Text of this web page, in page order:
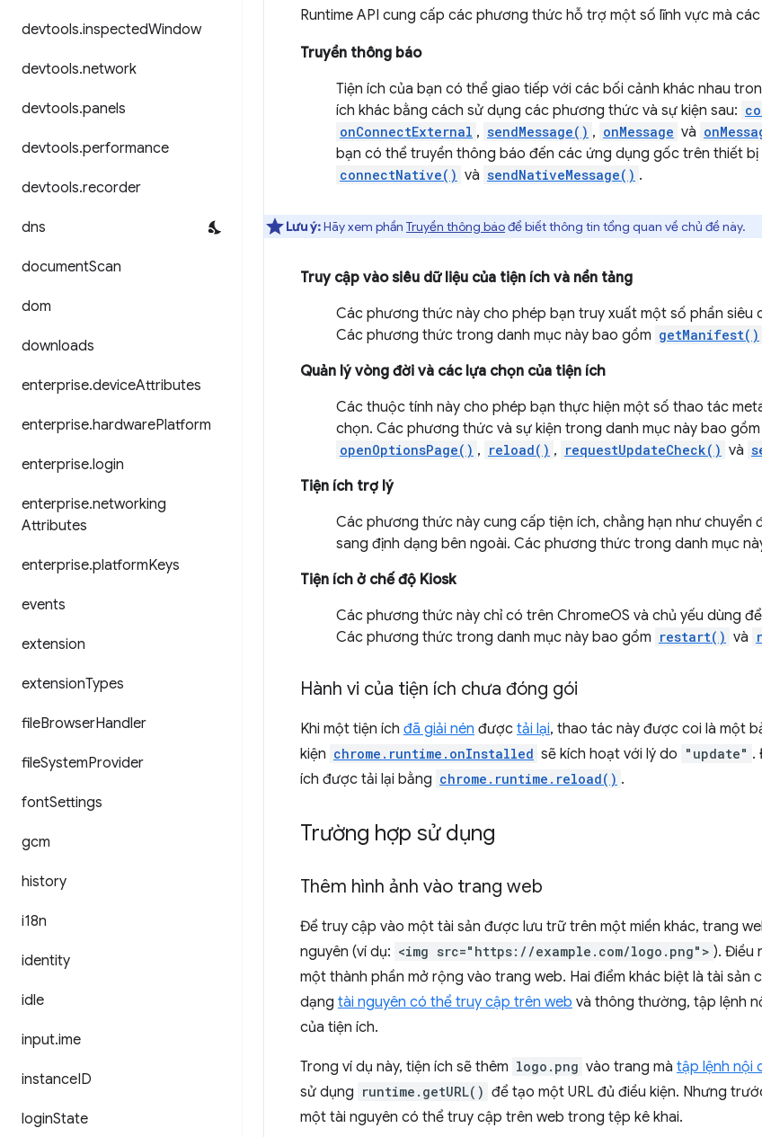
devtools.inspectedWindow
devtools.network
devtools.panels
devtools.performance
devtools.recorder
dns
documentScan
dom
downloads
enterprise.deviceAttributes
enterprise.hardwarePlatform
enterprise.login
enterprise.networking
Attributes
enterprise.platformKeys
events
extension
extensionTypes
fileBrowserHandler
fileSystemProvider
fontSettings
gcm
history
i18n
identity
idle
input.ime
instanceID
loginState
Runtime API cung cấp các phương thức hỗ trợ một số lĩnh vực mà
Truyền thông báo
Tiện ích của bạn có thể giao tiếp với các bối cảnh khác nhau
ích khác bằng cách sử dụng các phương thức và sự kiện sau:
onConnectExternal , sendMessage() , onMessage và
bạn có thể truyền thông báo đến các ứng dụng gốc trên thiết
connectNative() và sendNativeMessage() .
Lưu ý:Hãy xem phần Truyền thông báođể biết thông tin tổng quan về chủ đề này.
Truy cập vào siêu dữ liệu của tiện ích và nền tảng
Các phương thức này cho phép bạn truy xuất một số phần siêu
Các phương thức trong danh mục này bao gồm getManifest()
Quản lý vòng đời và các lựa chọn của tiện ích
Các thuộc tính này cho phép bạn thực hiện một số thao tác
chọn. Các phương thức và sự kiện trong danh mục này bao gồm
openOptionsPage() , reload() , requestUpdateCheck() và
Tiện ích trợ lý
Các phương thức này cung cấp tiện ích, chẳng hạn như chuyển
sang định dạng bên ngoài. Các phương thức trong danh mục
Tiện ích ở chế độ Kiosk
Các phương thức này chỉ có trên ChromeOS và chủ yếu dùng
Các phương thức trong danh mục này bao gồm restart() và
Hành vi của tiện ích chưa đóng gói
Khi một tiện ích đã giải nén được tải lại, thao tác này được coi là một
kiện chrome.runtime.onInstalled sẽ kích hoạt với lý do "update" .
ích được tải lại bằng chrome.runtime.reload() .
Trường hợp sử dụng
Thêm hình ảnh vào trang web
Để truy cập vào một tài sản được lưu trữ trên một miền khác, trang
nguyên (ví dụ: <img src="https://example.com/logo.png"> ). Điều
một thành phần mở rộng vào trang web. Hai điểm khác biệt là tài sản
dạng tài nguyên có thể truy cập trên web và thông thường, tập lệnh
của tiện ích.
Trong ví dụ này, tiện ích sẽ thêm logo.png vào trang mà tập lệnh nội
sử dụng runtime.getURL() để tạo một URL đủ điều kiện. Nhưng
một tài nguyên có thể truy cập trên web trong tệp kê khai.